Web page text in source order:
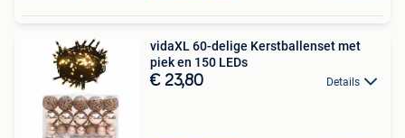
vidaXL 60-delige Kerstballenset met
piek en 150 LEDs
€ 23,80 Details